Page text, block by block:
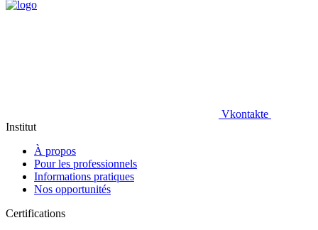
Vkontakte
Institut
À propos
Pour les professionnels
Informations pratiques
Nos opportunités
Certifications